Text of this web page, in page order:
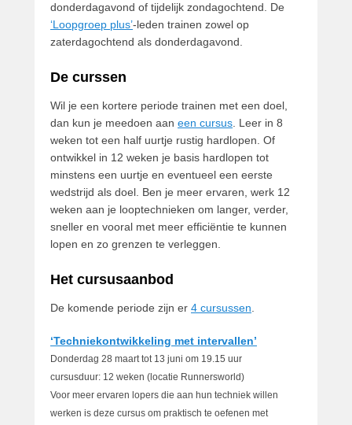
donderdagavond of tijdelijk zondagochtend. De
‘Loopgroep plus’-leden trainen zowel op
zaterdagochtend als donderdagavond.
De curssen
Wil je een kortere periode trainen met een doel,
dan kun je meedoen aan een cursus . Leer in 8
weken tot een half uurtje rustig hardlopen. Of
ontwikkel in 12 weken je basis hardlopen tot
minstens een uurtje en eventueel een eerste
wedstrijd als doel. Ben je meer ervaren, werk 12
weken aan je looptechnieken om langer, verder,
sneller en vooral met meer efficiëntie te kunnen
lopen en zo grenzen te verleggen.
Het cursusaanbod
De komende periode zijn er 4 cursussen
‘Techniekontwikkeling met intervallen’
Donderdag 28 maart tot 13 juni om 19.15 uur
cursusduur: 12 weken (locatie Runnersworld)
Voor meer ervaren lopers die aan hun techniek willen
werken is deze cursus om praktisch te oefenen met